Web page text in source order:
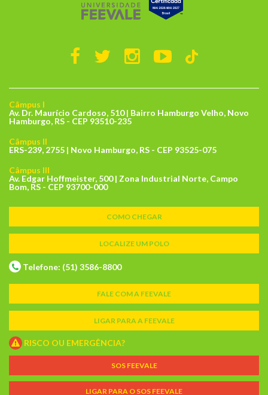
Câmpus I
Av. Dr. Maurício Cardoso, 510 | Bairro Hamburgo Velho, Novo
Hamburgo, RS - CEP 93510-235
Câmpus II
ERS-239, 2755 | Novo Hamburgo, RS - CEP 93525-075
Câmpus III
Av. Edgar Hoffmeister, 500 | Zona Industrial Norte, Campo
Bom, RS - CEP 93700-000
COMO CHEGAR
LOCALIZE UM POLO
Telefone: (51) 3586-8800
FALE COM A FEEVALE
LIGAR PARA A FEEVALE
RISCO OU EMERGÊNCIA?
SOS FEEVALE
LIGAR PARA O SOS FEEVALE